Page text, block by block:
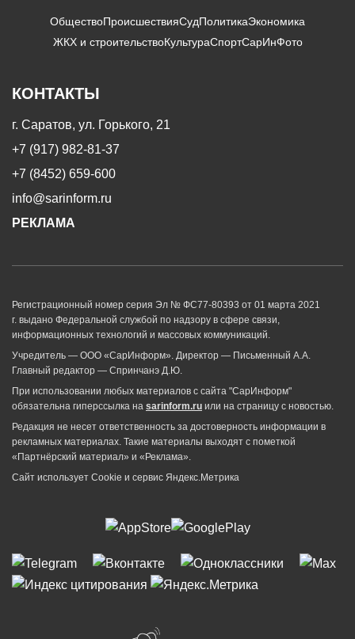
ОбществоПроисшествияСудПолитикаЭкономика
ЖКХ и строительствоКультураСпортСарИнФото
КОНТАКТЫ
г. Саратов, ул. Горького, 21
+7 (917) 982-81-37
+7 (8452) 659-600
info@sarinform.ru
РЕКЛАМА
Регистрационный номер серия Эл № ФС77-80393 от 01 марта 2021
г. выдано Федеральной службой по надзору в сфере связи,
информационных технологий и массовых коммуникаций.
Учредитель — ООО «СарИнформ». Директор — Письменный А.А.
Главный редактор — Спринчанэ Д.Ю.
При использовании любых материалов с сайта "СарИнформ"
обязательна гиперссылка на sarinform.ru или на страницу с новостью.
Редакция не несет ответственность за достоверность информации в
рекламных материалах. Такие материалы выходят с пометкой
«Партнёрский материал» и «Реклама».
Сайт использует Cookie и сервиc Яндекс.Метрика